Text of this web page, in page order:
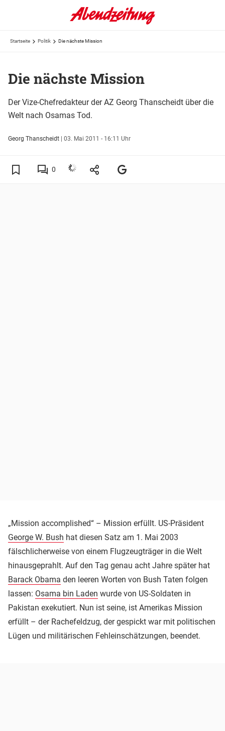
Startseite Politik Die nächste Mission
Die nächste Mission
Der Vize-Chefredakteur der AZ Georg Thanscheidt über die
Welt nach Osamas Tod.
Georg Thanscheidt | 03. Mai 2011 - 16:11 Uhr
0
„Mission accomplished“ – Mission erfüllt. US-Präsident
George W. Bush hat diesen Satz am 1. Mai 2003
fälschlicherweise von einem Flugzeugträger in die Welt
hinausgeprahlt. Auf den Tag genau acht Jahre später hat
Barack Obama den leeren Worten von Bush Taten folgen
lassen: Osama bin Laden wurde von US-Soldaten in
Pakistan exekutiert. Nun ist seine, ist Amerikas Mission
erfüllt – der Rachefeldzug, der gespickt war mit politischen
Lügen und militärischen Fehleinschätzungen, beendet.